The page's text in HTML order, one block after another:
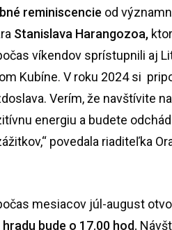
reminiscencie od
Stanislava Harangozoa,
víkendov sprístupnili aj
Kubíne. V roku 2024 si
Verím, že navštívite
energiu a budete
povedala riaditeľka
mesiacov júl-august
bude o 17.00 hod.